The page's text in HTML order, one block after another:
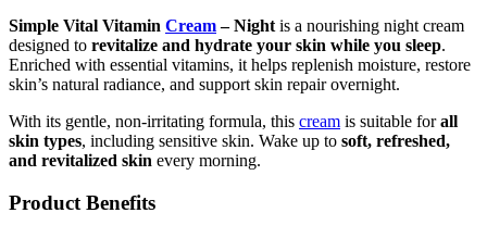
Simple Vital Vitamin Cream– Night is a nourishing night cream
designed to revitalize and hydrate your skin while you sleep.
Enriched with essential vitamins, it helps replenish moisture, restore
skin’s natural radiance, and support skin repair overnight.
With its gentle, non-irritating formula, this cream is suitable forall
skin types, including sensitive skin. Wake up to soft, refreshed,
and revitalized skin every morning.
Product Benefits